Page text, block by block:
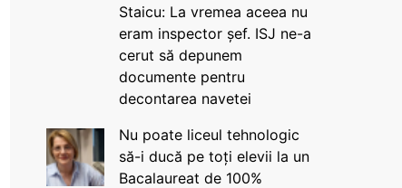
Staicu: La vremea aceea nu
eram inspector șef. ISJ ne-a
cerut să depunem
documente pentru
decontarea navetei
Nu poate liceul tehnologic
să-i ducă pe toți elevii la un
Bacalaureat de 100%